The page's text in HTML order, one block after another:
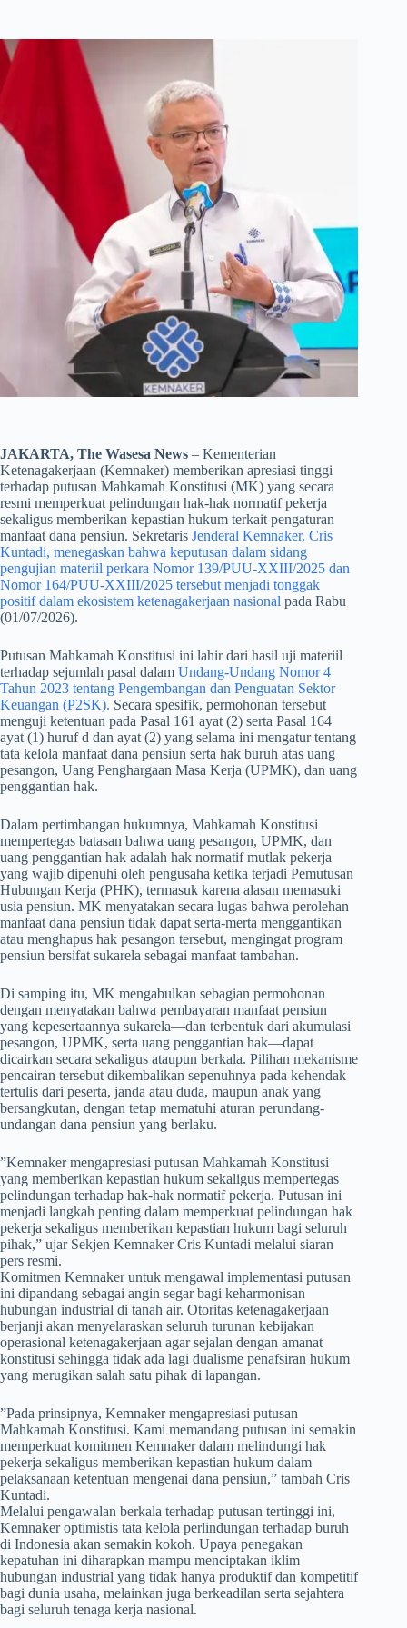
JAKARTA, The Wasesa News – Kementerian
Ketenagakerjaan (Kemnaker) memberikan apresiasi tinggi
terhadap putusan Mahkamah Konstitusi (MK) yang secara
resmi memperkuat pelindungan hak-hak normatif pekerja
sekaligus memberikan kepastian hukum terkait pengaturan
manfaat dana pensiun. Sekretaris Jenderal Kemnaker, Cris
Kuntadi, menegaskan bahwa keputusan dalam sidang
pengujian materiil perkara Nomor 139/PUU-XXIII/2025 dan
Nomor 164/PUU-XXIII/2025 tersebut menjadi tonggak
positif dalam ekosistem ketenagakerjaan nasional pada Rabu
(01/07/2026).
​Putusan Mahkamah Konstitusi ini lahir dari hasil uji materiil
terhadap sejumlah pasal dalam Undang-Undang Nomor 4
Tahun 2023 tentang Pengembangan dan Penguatan Sektor
Keuangan (P2SK). Secara spesifik, permohonan tersebut
menguji ketentuan pada Pasal 161 ayat (2) serta Pasal 164
ayat (1) huruf d dan ayat (2) yang selama ini mengatur tentang
tata kelola manfaat dana pensiun serta hak buruh atas uang
pesangon, Uang Penghargaan Masa Kerja (UPMK), dan uang
penggantian hak.
​Dalam pertimbangan hukumnya, Mahkamah Konstitusi
mempertegas batasan bahwa uang pesangon, UPMK, dan
uang penggantian hak adalah hak normatif mutlak pekerja
yang wajib dipenuhi oleh pengusaha ketika terjadi Pemutusan
Hubungan Kerja (PHK), termasuk karena alasan memasuki
usia pensiun. MK menyatakan secara lugas bahwa perolehan
manfaat dana pensiun tidak dapat serta-merta menggantikan
atau menghapus hak pesangon tersebut, mengingat program
pensiun bersifat sukarela sebagai manfaat tambahan.
​Di samping itu, MK mengabulkan sebagian permohonan
dengan menyatakan bahwa pembayaran manfaat pensiun
yang kepesertaannya sukarela—dan terbentuk dari akumulasi
pesangon, UPMK, serta uang penggantian hak—dapat
dicairkan secara sekaligus ataupun berkala. Pilihan mekanisme
pencairan tersebut dikembalikan sepenuhnya pada kehendak
tertulis dari peserta, janda atau duda, maupun anak yang
bersangkutan, dengan tetap mematuhi aturan perundang-
undangan dana pensiun yang berlaku.
​”Kemnaker mengapresiasi putusan Mahkamah Konstitusi
yang memberikan kepastian hukum sekaligus mempertegas
pelindungan terhadap hak-hak normatif pekerja. Putusan ini
menjadi langkah penting dalam memperkuat pelindungan hak
pekerja sekaligus memberikan kepastian hukum bagi seluruh
pihak,” ujar Sekjen Kemnaker Cris Kuntadi melalui siaran
pers resmi.
Komitmen Kemnaker untuk mengawal implementasi putusan
ini dipandang sebagai angin segar bagi keharmonisan
hubungan industrial di tanah air. Otoritas ketenagakerjaan
berjanji akan menyelaraskan seluruh turunan kebijakan
operasional ketenagakerjaan agar sejalan dengan amanat
konstitusi sehingga tidak ada lagi dualisme penafsiran hukum
yang merugikan salah satu pihak di lapangan.
​”Pada prinsipnya, Kemnaker mengapresiasi putusan
Mahkamah Konstitusi. Kami memandang putusan ini semakin
memperkuat komitmen Kemnaker dalam melindungi hak
pekerja sekaligus memberikan kepastian hukum dalam
pelaksanaan ketentuan mengenai dana pensiun,” tambah Cris
Kuntadi.
Melalui pengawalan berkala terhadap putusan tertinggi ini,
Kemnaker optimistis tata kelola perlindungan terhadap buruh
di Indonesia akan semakin kokoh. Upaya penegakan
kepatuhan ini diharapkan mampu menciptakan iklim
hubungan industrial yang tidak hanya produktif dan kompetitif
bagi dunia usaha, melainkan juga berkeadilan serta sejahtera
bagi seluruh tenaga kerja nasional.